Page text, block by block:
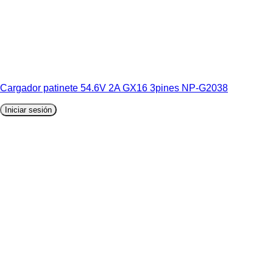
Cargador patinete 54.6V 2A GX16 3pines NP-G2038
Iniciar sesión